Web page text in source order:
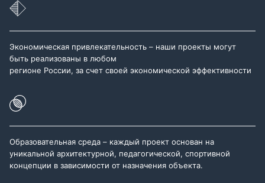
Экономическая привлекательность – наши проекты могут
быть реализованы в любом
регионе России, за счет своей экономической эффективности
Образовательная среда – каждый проект основан на
уникальной архитектурной, педагогической, спортивной
концепции в зависимости от назначения объекта.